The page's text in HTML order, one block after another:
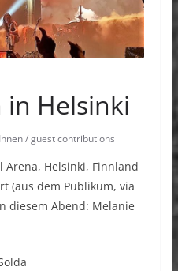
Helsinki
/ guest contributions
Arena, Helsinki, Finnland
(aus dem Publikum, via
diesem Abend: Melanie